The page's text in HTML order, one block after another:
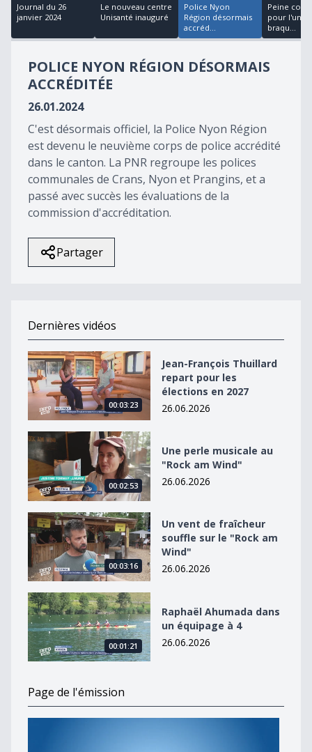
17
minutes,
seconds
Journal du 26
janvier 2024
Le nouveau centre
Unisanté inauguré
Police Nyon
Région désormais
accréd...
Peine
pour l'un
braqu...
POLICE NYON RÉGION DÉSORMAIS
ACCRÉDITÉE
26.01.2024
C'est désormais officiel, la Police Nyon Région
est devenu le neuvième corps de police accrédité
dans le canton. La PNR regroupe les polices
communales de Crans, Nyon et Prangins, et a
passé avec succès les évaluations de la
commission d'accréditation.
Partager
Dernières vidéos
Jean-François Thuillard repart pour les élections en
00:03:23
Jean-François Thuillard
repart pour les
élections en 2027
26.06.2026
Une perle musicale au &quot;Rock am Wind&quot;
00:02:53
Une perle musicale au
"Rock am Wind"
26.06.2026
Un vent de fraîcheur souffle sur le &quot;Rock am
00:03:16
Un vent de fraîcheur
souffle sur le "Rock am
Wind"
26.06.2026
Raphaël Ahumada dans un équipage à 4
00:01:21
Raphaël Ahumada dans
un équipage à 4
26.06.2026
Page de l'émission